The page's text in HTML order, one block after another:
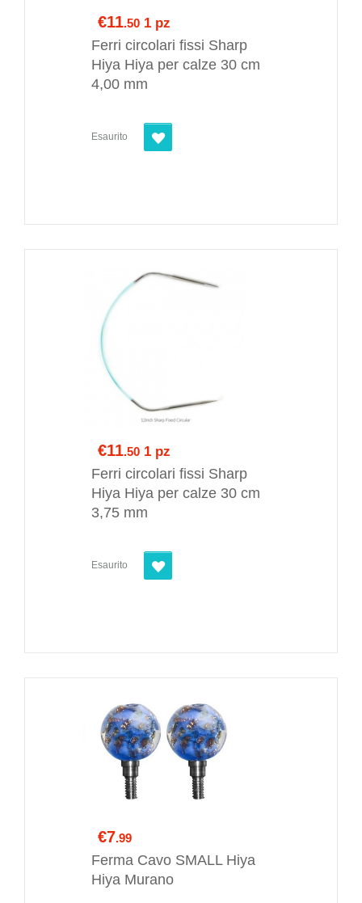
€11.50 1 pz
Ferri circolari fissi Sharp
Hiya Hiya per calze 30 cm
4,00 mm
Esaurito
€11.50 1 pz
Ferri circolari fissi Sharp
Hiya Hiya per calze 30 cm
3,75 mm
Esaurito
€7.99
Ferma Cavo SMALL Hiya
Hiya Murano